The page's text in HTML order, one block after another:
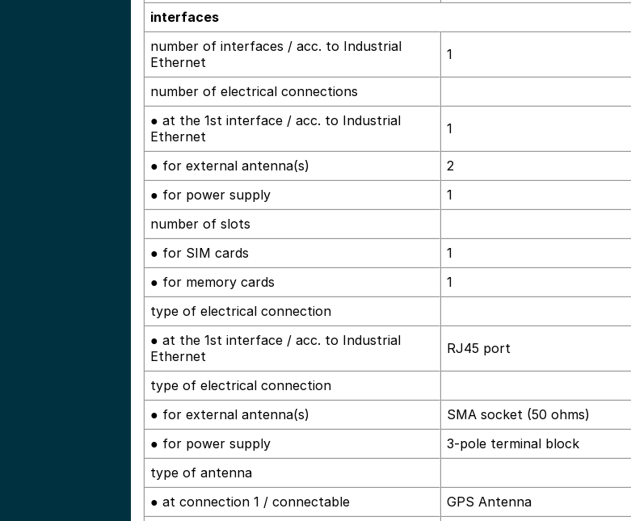
interfaces
number of interfaces / acc. to Industrial
Ethernet
1
number of electrical connections
● at the 1st interface / acc. to Industrial
Ethernet
1
● for external antenna(s)
2
● for power supply
1
number of slots
● for SIM cards
1
● for memory cards
1
type of electrical connection
● at the 1st interface / acc. to Industrial
Ethernet
RJ45 port
type of electrical connection
● for external antenna(s)
SMA socket (50 ohms)
● for power supply
3-pole terminal block
type of antenna
● at connection 1 / connectable
GPS Antenna